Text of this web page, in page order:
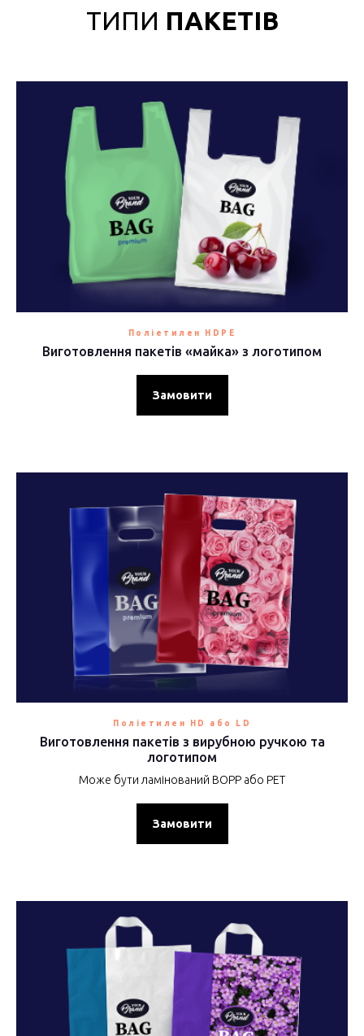
ТИПИ ПАКЕТІВ
Поліетилен HDPE
Виготовлення пакетів «майка» з логотипом
Замовити
Поліетилен HD або LD
Виготовлення пакетів з вирубною ручкою та
логотипом
Може бути ламінований BOPP або РЕТ
Замовити